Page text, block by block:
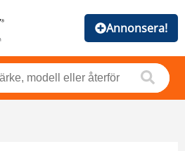
Annonsera!